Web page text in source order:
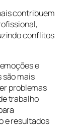
contribuem
conflitos
e
mais
problemas
trabalho
e resultados